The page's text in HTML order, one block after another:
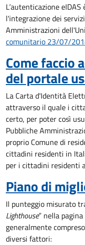
L’autenticazione
l'integrazione dei
Amministrazioni
comunitario 23/07/
Come faccio
del portale
La Carta d'Identità
attraverso il quale i
certo, per poter così
Pubbliche
proprio Comune di
cittadini residenti in
per i cittadini residenti
Piano di
Il punteggio misurato
Lighthouse” nella
generalmente
diversi fattori: